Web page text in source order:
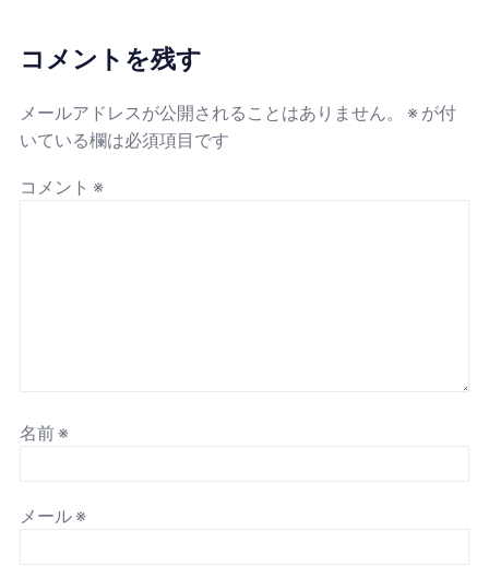
コメントを残す
メールアドレスが公開されることはありません。 ※ が付
いている欄は必須項目です
コメント ※
名前 ※
メール ※